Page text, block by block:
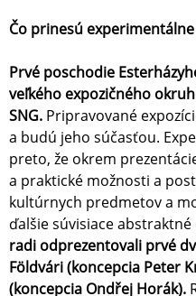
Čo prinesú experimentálne
Prvé poschodie
veľkého expozičného
SNG. Pripravované
a budú jeho súčasťou.
preto, že okrem
a praktické možnosti a
kultúrnych predmetov a
ďalšie súvisiace abstraktné
radi odprezentovali prvé
Földvári (koncepcia Peter
(koncepcia Ondřej Horák).